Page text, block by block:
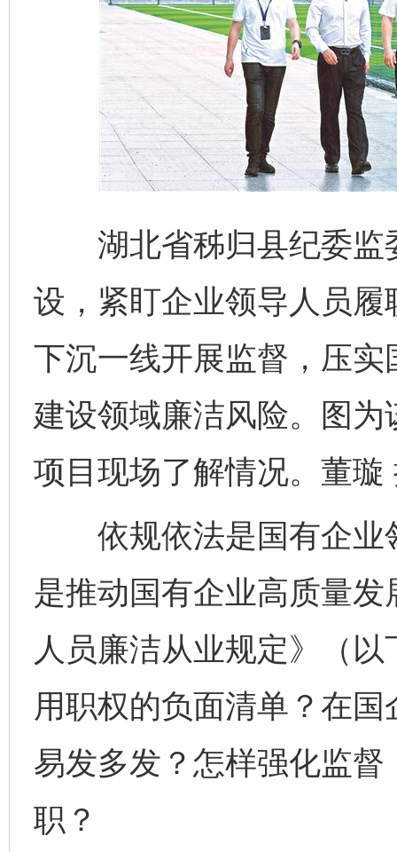
湖北省秭归县纪委监
设，紧盯企业领导人员
下沉一线开展监督，压
建设领域廉洁风险。图
项目现场了解情况。董璇
依规依法是国有企业
是推动国有企业高质量
人员廉洁从业规定》（
用职权的负面清单？在
易发多发？怎样强化监
职？